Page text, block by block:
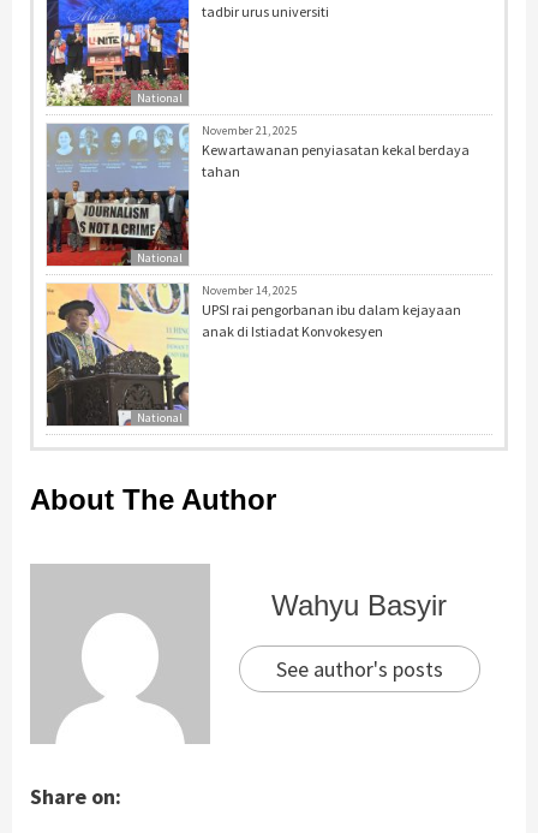
National
tadbir urus universiti
National
November 21, 2025
Kewartawanan penyiasatan kekal berdaya
tahan
National
November 14, 2025
UPSI rai pengorbanan ibu dalam kejayaan
anak di Istiadat Konvokesyen
About The Author
Wahyu Basyir
See author's posts
Share on: